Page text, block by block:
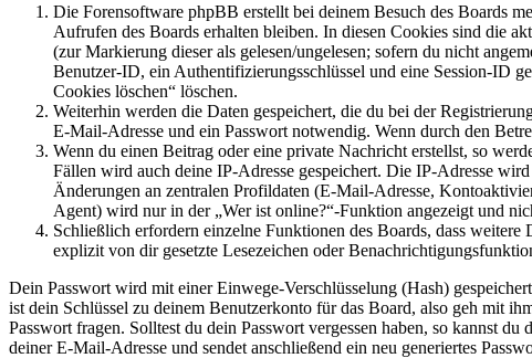
Die Forensoftware phpBB erstellt bei deinem Besuch des Boards
Aufrufen des Boards erhalten bleiben. In diesen Cookies sind die
(zur Markierung dieser als gelesen/ungelesen; sofern du nicht
Benutzer-ID, ein Authentifizierungsschlüssel und eine Session-ID
Cookies löschen“ löschen.
Weiterhin werden die Daten gespeichert, die du bei der
E-Mail-Adresse und ein Passwort notwendig. Wenn durch den
Wenn du einen Beitrag oder eine private Nachricht erstellst, so
Fällen wird auch deine IP-Adresse gespeichert. Die IP-Adresse
Änderungen an zentralen Profildaten (E-Mail-Adresse,
Agent) wird nur in der „Wer ist online?“-Funktion angezeigt und
Schließlich erfordern einzelne Funktionen des Boards, dass
explizit von dir gesetzte Lesezeichen oder
Dein Passwort wird mit einer Einwege-Verschlüsselung (Hash)
ist dein Schlüssel zu deinem Benutzerkonto für das Board, also geh mit
Passwort fragen. Solltest du dein Passwort vergessen haben, so kannst
deiner E-Mail-Adresse und sendet anschließend ein neu generiertes